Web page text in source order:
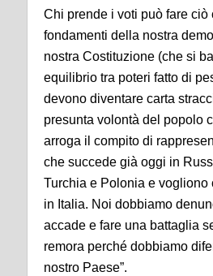
Chi prende i voti può fare ciò
fondamenti della nostra
nostra Costituzione (che si
equilibrio tra poteri fatto di
devono diventare carta
presunta volontà del popolo
arroga il compito di
che succede già oggi in
Turchia e Polonia e vogliono
in Italia. Noi dobbiamo
accade e fare una battaglia
remora perché dobbiamo
nostro Paese”.